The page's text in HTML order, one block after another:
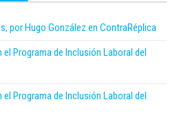
por Hugo González en ContraRéplica
Programa de Inclusión Laboral del
Programa de Inclusión Laboral del